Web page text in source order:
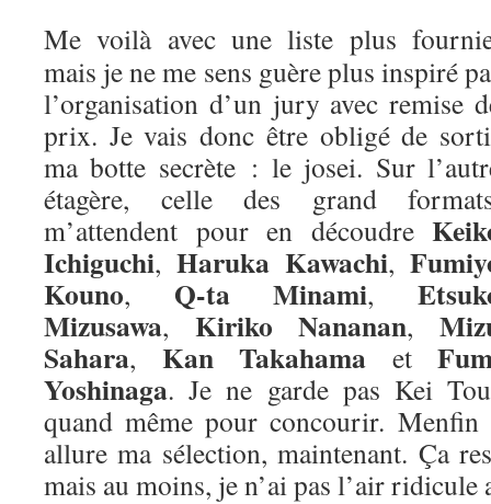
Me voilà avec une liste plus
mais je ne me sens guère plus inspiré
l’organisation d’un jury avec remise
prix. Je vais donc être obligé de
ma botte secrète : le josei. Sur
étagère, celle des grand
m’attendent pour en découdre
Ichiguchi, Haruka Kawachi,
Kouno, Q-ta Minami,
Mizusawa, Kiriko Nananan,
Sahara, Kan Takahama et
Yoshinaga. Je ne garde pas Kei
quand même pour concourir.
allure ma sélection, maintenant. Ça
mais au moins, je n’ai pas l’air ridicule